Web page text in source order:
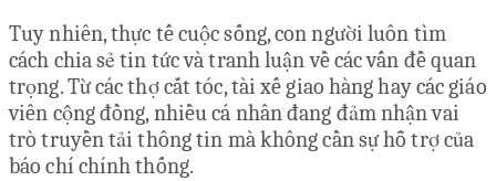
Tuy nhiên, thực tế cuộc sống, con người luôn tìm
cách chia sẻ tin tức và tranh luận về các vấn đề quan
trọng. Từ các thợ cắt tóc, tài xế giao hàng hay các giáo
viên cộng đồng, nhiều cá nhân đang đảm nhận vai
trò truyền tải thông tin mà không cần sự hỗ trợ của
báo chí chính thống.